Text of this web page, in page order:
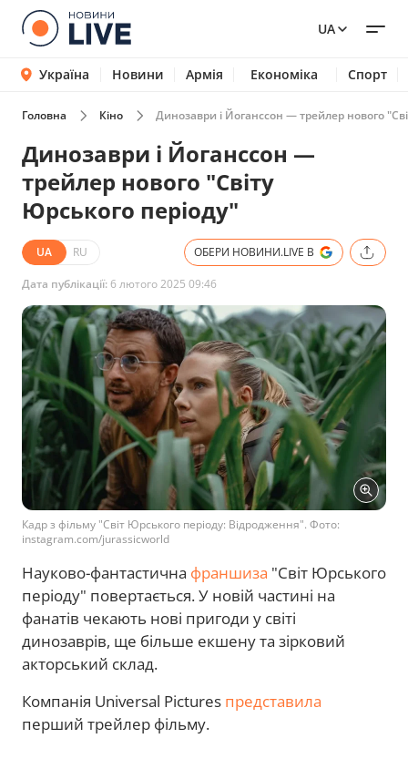
UA
Україна Новини Армія Економіка Спорт
Головна Кіно Динозаври і Йоганссон — трейлер нового
Динозаври і Йоганссон —
трейлер нового "Світу
Юрського періоду"
UA RU ОБЕРИ НОВИНИ.LIVE В
Дата публікації: 6 лютого 2025 09:46
Кадр з фільму "Світ Юрського періоду: Відродження". Фото:
instagram.com/jurassicworld
Науково-фантастична франшиза "Світ Юрського
періоду" повертається. У новій частині на
фанатів чекають нові пригоди у світі
динозаврів, ще більше екшену та зірковий
акторський склад.
Компанія Universal Pictures представила
перший трейлер фільму.